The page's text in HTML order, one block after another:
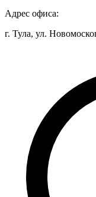
Адрес офиса:
г. Тула, ул.